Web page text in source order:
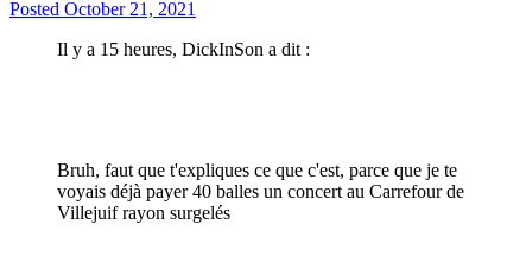
Posted October 21, 2021
Il y a 15 heures, DickInSon a dit :
Bruh, faut que t'expliques ce que c'est, parce que je te
voyais déjà payer 40 balles un concert au Carrefour de
Villejuif rayon surgelés